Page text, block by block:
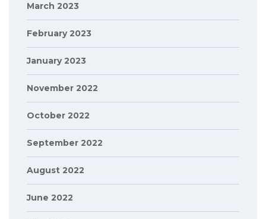
March 2023
February 2023
January 2023
November 2022
October 2022
September 2022
August 2022
June 2022